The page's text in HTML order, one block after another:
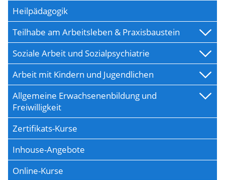
Heilpädagogik
Teilhabe am Arbeitsleben & Praxisbaustein
Soziale Arbeit und Sozialpsychiatrie
Arbeit mit Kindern und Jugendlichen
Allgemeine Erwachsenenbildung und
Freiwilligkeit
Zertifikats-Kurse
Inhouse-Angebote
Online-Kurse